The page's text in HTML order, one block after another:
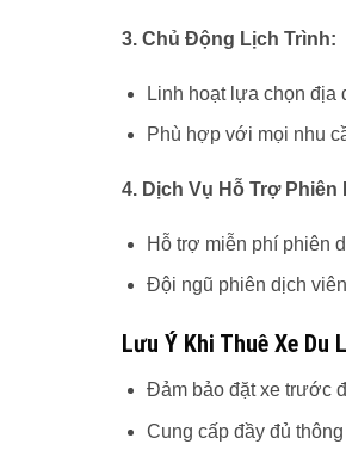
3. Chủ Động Lịch Trình:
Linh hoạt lựa chọn
Phù hợp với mọi nhu
4. Dịch Vụ Hỗ Trợ Phiên
Hỗ trợ miễn phí phiên
Đội ngũ phiên dịch
Lưu Ý Khi Thuê Xe Du
Đảm bảo đặt xe trước
Cung cấp đầy đủ